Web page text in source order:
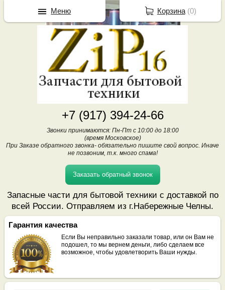
+7 (917) 394-24-66
Звонки принимаются: Пн-Пт с 10:00 до 18:00
(время Московское)
При Заказе обратного звонка- обязательно пишите свой вопрос. Иначе
не позвоним, т.к. много спама!
Заказать обратный звонок
Запасные части для бытовой техники с доставкой по
всей России. Отправляем из г.Набережные Челны.
Гарантия качества
Если Вы неправильно заказали товар, или он Вам не
подошел, то мы вернем деньги, либо сделаем все
возможное, чтобы удовлетворить Ваши нужды.
Корзина(0)
Меню